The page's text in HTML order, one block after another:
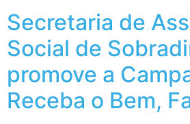
Secretaria de
Social de
promove a
Receba o Bem,